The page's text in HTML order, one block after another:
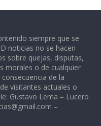
siempre que se
noticias no se hacen
sobre quejas, disputas,
morales o de cualquier
de la
visitantes actuales o
Gustavo Lema – Lucero
–